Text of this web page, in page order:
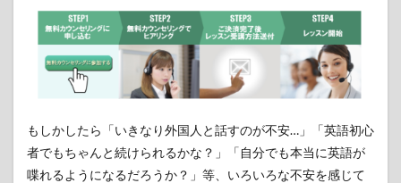
もしかしたら「いきなり外国人と話すのが不安…」「英語初心
者でもちゃんと続けられるかな？」「自分でも本当に英語が
喋れるようになるだろうか？」等、いろいろな不安を感じて